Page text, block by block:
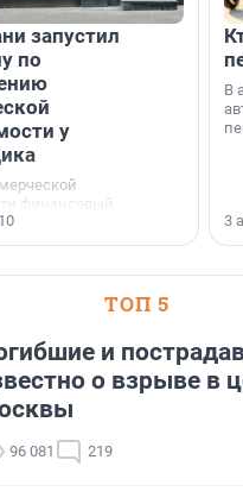
запустил
по
у
финансовый
для многих
Будь то новый
бизнес —
зависит от правильного
В
3
ТОП 5
и
о взрыве в
96 081 219